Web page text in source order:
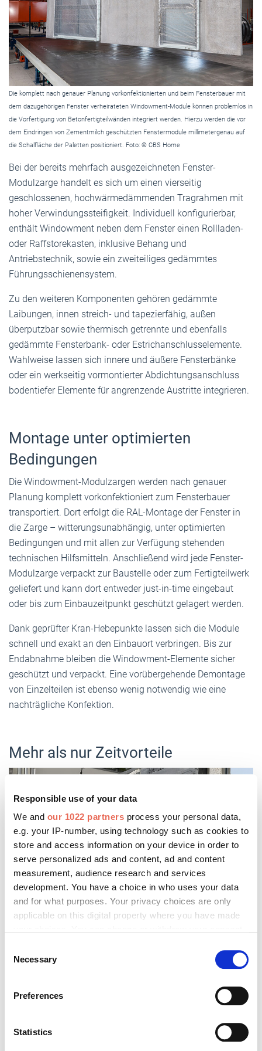
Responsible use of your data
We and our 1022 partners process your personal data,
e.g. your IP-number, using technology such as cookies to
store and access information on your device in order to
serve personalized ads and content, ad and content
measurement, audience research and services
development. You have a choice in who uses your data
and for what purposes. Your privacy choices are only
applicable on this digital property where you have made
the Privacy trigger icon.
Collect information about your geographical location
Identify your device by actively scanning it for
Selection
Necessary
Preferences
Statistics
Die komplett nach genauer Planung vorkonfektionierten und beim Fensterbauer mit
dem dazugehörigen Fenster verheirateten Windowment-Module können problemlos in
die Vorfertigung von Betonfertigteilwänden integriert werden. Hierzu werden die vor
dem Eindringen von Zementmilch geschützten Fenstermodule millimetergenau auf
die Schalfläche der Paletten positioniert. Foto: © CBS Home
Bei der bereits mehrfach ausgezeichneten Fenster-
Modulzarge handelt es sich um einen vierseitig
geschlossenen, hochwärmedämmenden Tragrahmen mit
hoher Verwindungssteifigkeit. Individuell konfigurierbar,
enthält Windowment neben dem Fenster einen Rollladen-
oder Raffstorekasten, inklusive Behang und
Antriebstechnik, sowie ein zweiteiliges gedämmtes
Führungsschienensystem.
Zu den weiteren Komponenten gehören gedämmte
Laibungen, innen streich- und tapezierfähig, außen
überputzbar sowie thermisch getrennte und ebenfalls
gedämmte Fensterbank- oder Estrichanschlusselemente.
Wahlweise lassen sich innere und äußere Fensterbänke
oder ein werkseitig vormontierter Abdichtungsanschluss
bodentiefer Elemente für angrenzende Austritte integrieren.
Montage unter optimierten
Bedingungen
Die Windowment-Modulzargen werden nach genauer
Planung komplett vorkonfektioniert zum Fensterbauer
transportiert. Dort erfolgt die RAL-Montage der Fenster in
die Zarge – witterungsunabhängig, unter optimierten
Bedingungen und mit allen zur Verfügung stehenden
technischen Hilfsmitteln. Anschließend wird jede Fenster-
Modulzarge verpackt zur Baustelle oder zum Fertigteilwerk
geliefert und kann dort entweder just-in-time eingebaut
oder bis zum Einbauzeitpunkt geschützt gelagert werden.
Dank geprüfter Kran-Hebepunkte lassen sich die Module
schnell und exakt an den Einbauort verbringen. Bis zur
Endabnahme bleiben die Windowment-Elemente sicher
geschützt und verpackt. Eine vorübergehende Demontage
von Einzelteilen ist ebenso wenig notwendig wie eine
nachträgliche Konfektion.
Mehr als nur Zeitvorteile
Passend auf die Dicke der Wärmedämmschicht konfektionierte Windowment-
Aufgrund der seriellen Fenstermontage unter optimierten
Bedingungen in der Montagehalle des Fensterbauers sind
auf der Baustelle nicht nur weniger Arbeitsschritte